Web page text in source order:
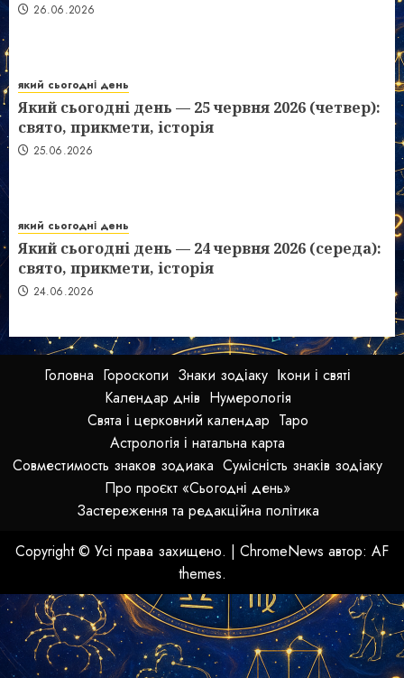
26.06.2026
який сьогодні день
Який сьогодні день — 25 червня 2026 (четвер):
свято, прикмети, історія
25.06.2026
який сьогодні день
Який сьогодні день — 24 червня 2026 (середа):
свято, прикмети, історія
24.06.2026
Головна Гороскопи Знаки зодіаку Ікони і святі
Календар днів Нумерологія
Свята і церковний календар Таро
Астрологія і натальна карта
Совместимость знаков зодиака Сумісність знаків зодіаку
Про проєкт «Сьогодні день»
Застереження та редакційна політика
Copyright © Усі права захищено. | ChromeNews автор: AF
themes.